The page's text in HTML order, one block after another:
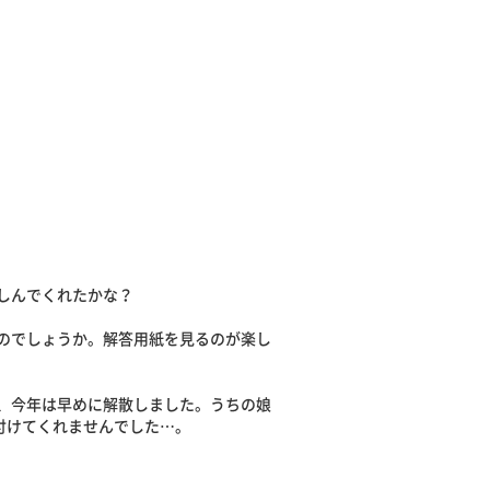
んでくれたかな？
でしょうか。解答用紙を見るのが楽し
今年は早めに解散しました。うちの娘
てくれませんでした…。